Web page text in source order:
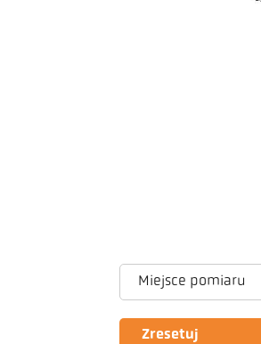
Miejsce pomiaru
Zresetuj